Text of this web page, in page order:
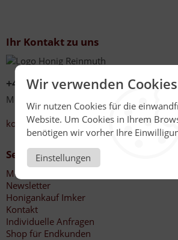
Wir verwenden
Wir nutzen Cookies für die
Website. Um Cookies in Ihrem
benötigen wir vorher Ihre
Einstellungen
Ihr Kontakt zu uns
+49 (0)6267 201
Mo - Fr 08:00 - 12:30 Uhr
13:30 - 17:00 Uhr
kontakt@honig-reinmuth.de
Service
Mein Konto
Newsletter
Honigankauf Imker
Kontakt
Individuelle Anfragen
Shop für Endkunden